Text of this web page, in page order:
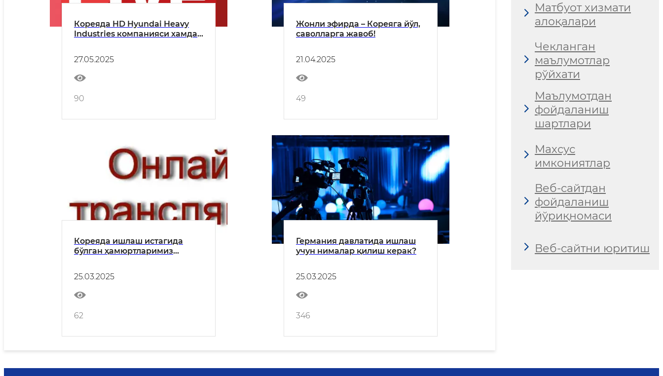
Кореяда HD Hyundai Heavy
Industries компанияси хамда
Узбекистон мехнат форуми
27.05.2025
90
Жонли эфирда – Кореяга йўл,
саволларга жавоб!
21.04.2025
49
Кореяда ишлаш истагида
бўлган ҳамюртларимиз
25.03.2025
62
Германия давлатида ишлаш
учун нималар қилиш керак?
25.03.2025
346
Матбуот хизмати
алоқалари
Чекланган
маълумотлар
рўйхати
Маълумотдан
фойдаланиш
шартлари
Махсус
имкониятлар
Веб-сайтдан
фойдаланиш
йўриқномаси
Веб-сайтни юритиш